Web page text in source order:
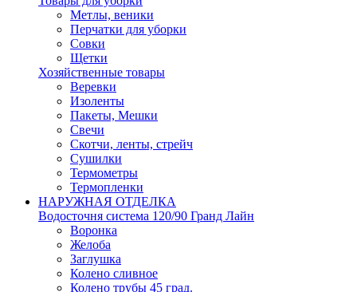
Метлы, веники
Перчатки для уборки
Совки
Щетки
Хозяйственные товары
Веревки
Изоленты
Пакеты, Мешки
Свечи
Скотчи, ленты, стрейч
Сушилки
Термометры
Термопленки
НАРУЖНАЯ ОТДЕЛКА
Водосточня система 120/90 Гранд Лайн
Воронка
Желоба
Заглушка
Колено сливное
Колено трубы 45 град.